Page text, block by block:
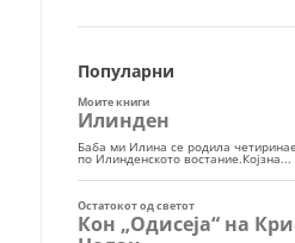
Популарни